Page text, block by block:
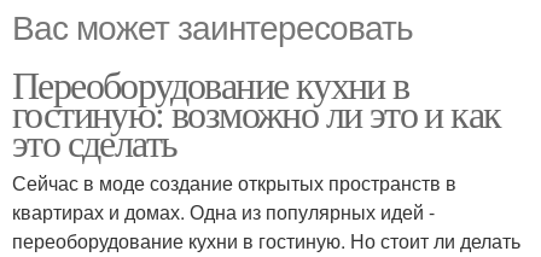
Вас может заинтересовать
Переоборудование кухни в
гостиную: возможно ли это и как
это сделать
Сейчас в моде создание открытых пространств в
квартирах и домах. Одна из популярных идей -
переоборудование кухни в гостиную. Но стоит ли делать